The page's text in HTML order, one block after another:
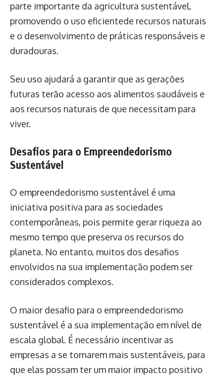
parte importante da agricultura sustentável,
promovendo o uso eficientede recursos naturais
e o desenvolvimento de práticas responsáveis e
duradouras.
Seu uso ajudará a garantir que as gerações
futuras terão acesso aos alimentos saudáveis e
aos recursos naturais de que necessitam para
viver.
Desafios para o Empreendedorismo
Sustentável
O empreendedorismo sustentável é uma
iniciativa positiva para as sociedades
contemporâneas, pois permite gerar riqueza ao
mesmo tempo que preserva os recursos do
planeta. No entanto, muitos dos desafios
envolvidos na sua implementação podem ser
considerados complexos.
O maior desafio para o empreendedorismo
sustentável é a sua implementação em nível de
escala global. É necessário incentivar as
empresas a se tornarem mais sustentáveis, para
que elas possam ter um maior impacto positivo